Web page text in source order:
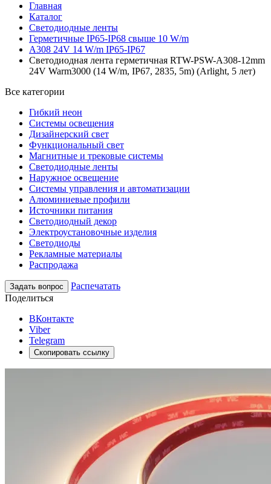
Главная
Каталог
Светодиодные ленты
Герметичные IP65-IP68 свыше 10 W/m
A308 24V 14 W/m IP65-IP67
Светодиодная лента герметичная RTW-PSW-A308-12mm
24V Warm3000 (14 W/m, IP67, 2835, 5m) (Arlight, 5 лет)
Все категории
Гибкий неон
Системы освещения
Дизайнерский свет
Функциональный свет
Магнитные и трековые системы
Светодиодные ленты
Наружное освещение
Системы управления и автоматизации
Алюминиевые профили
Источники питания
Светодиодный декор
Электроустановочные изделия
Светодиоды
Рекламные материалы
Распродажа
Задать вопрос
Распечатать
Поделиться
ВКонтакте
Viber
Telegram
Скопировать ссылку